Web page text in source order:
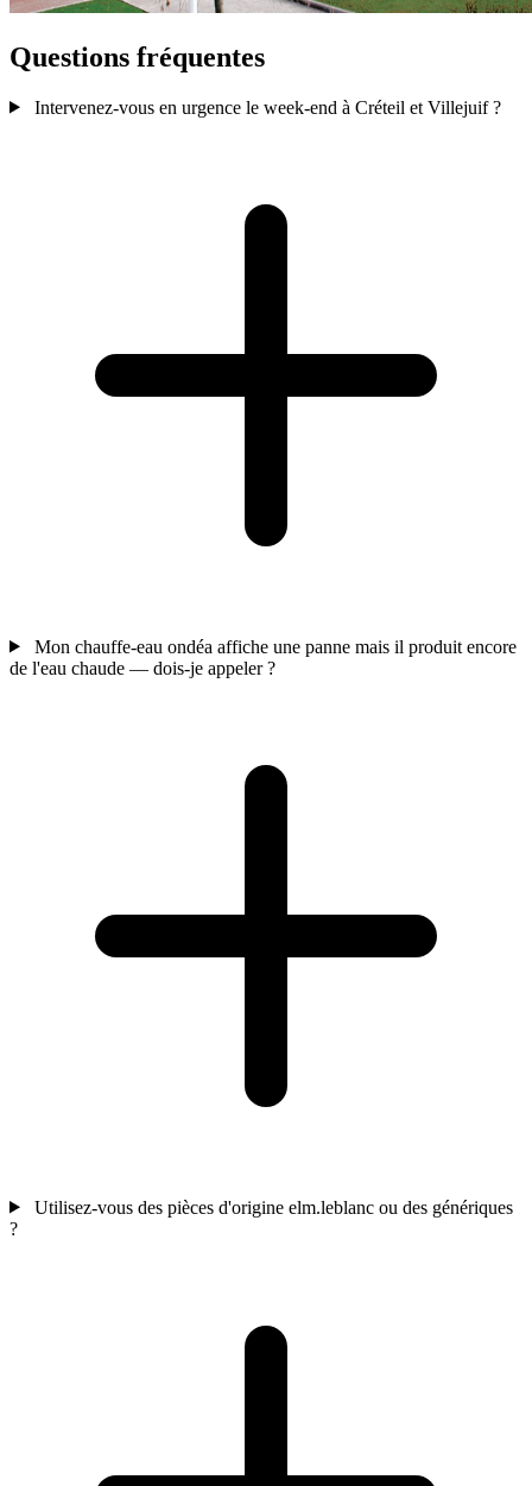
Questions fréquentes
Intervenez-vous en urgence le week-end à Créteil et Villejuif ?
Mon chauffe-eau ondéa affiche une panne mais il produit encore
de l'eau chaude — dois-je appeler ?
Utilisez-vous des pièces d'origine elm.leblanc ou des génériques
?